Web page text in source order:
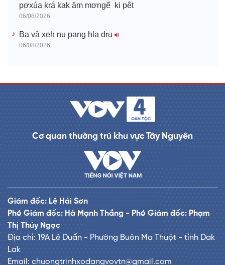
pơxúa krá kak ăm mơngế ki pêt
06/08/2026
Ba vâ xeh nu pang hla dru
06/08/2026
Cơ quan thường trú khu vực Tây Nguyên
Giám đốc: Lê Hải Sơn
Phó Giám đốc: Hà Mạnh Thắng - Phó Giám đốc: Phạm
Thị Thúy Ngọc
Địa chỉ: 19A Lê Duẩn - Phường Buôn Ma Thuột - tỉnh Dak
Lak
Email: chuongtrinhxodangvovtn@gmail.com